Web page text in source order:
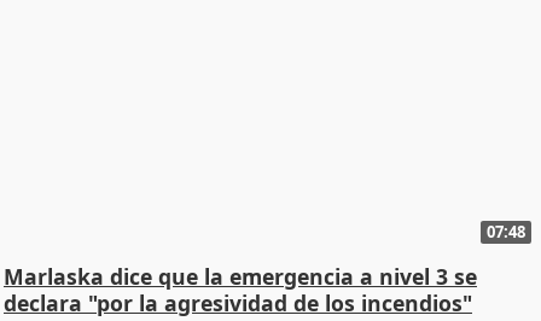
07:48
Marlaska dice que la emergencia a nivel 3 se
declara "por la agresividad de los incendios"